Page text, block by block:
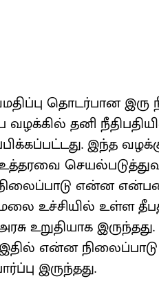
தொடர்​பான இரு
வழக்​கில் தனி
இந்த
உத்​தரவை
என்ன
உச்​சி​யில் உள்ள
உறு​தி​யாக
என்ன நிலைப்​பாடு
இருந்​தது.